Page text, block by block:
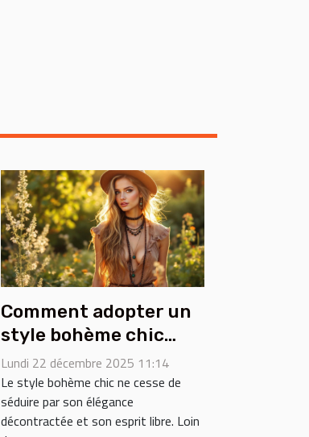
Comment adopter un
style bohème chic
pour toutes les
occasions ?
Lundi 22 décembre 2025 11:14
Le style bohème chic ne cesse de
séduire par son élégance
décontractée et son esprit libre. Loin